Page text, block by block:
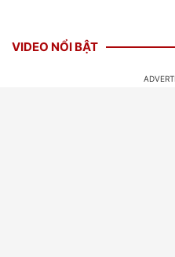
VIDEO NỔI BẬT